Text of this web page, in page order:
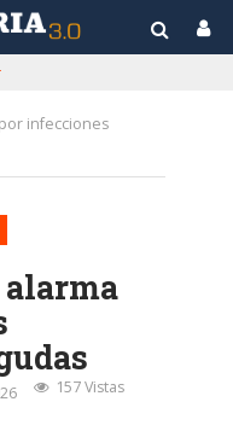
infecciones
157 Vistas